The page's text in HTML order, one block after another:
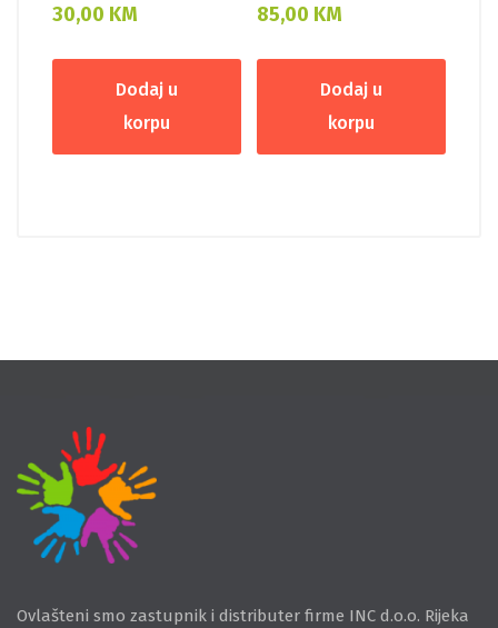
30,00 KM
Dodaj u
korpu
85,00 KM
Dodaj u
korpu
Ovlašteni smo zastupnik i distributer firme INC d.o.o. Rijeka